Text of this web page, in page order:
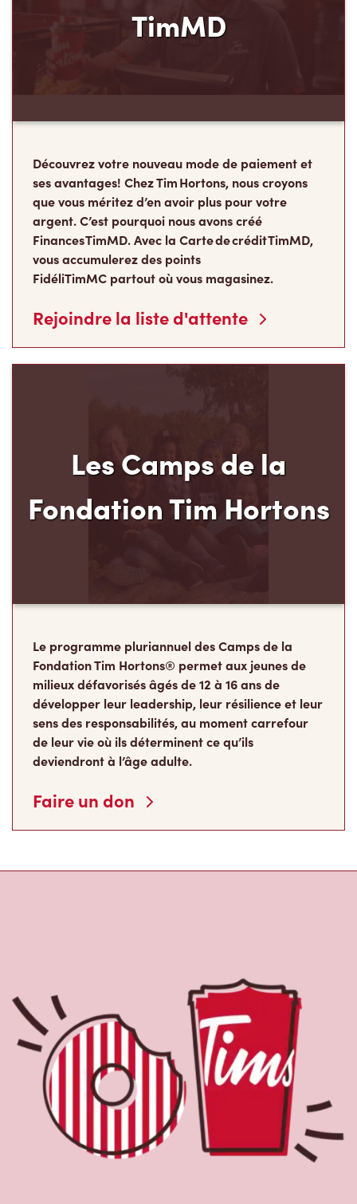
TimMD
Découvrez votre nouveau mode de paiement et
ses avantages! Chez Tim Hortons, nous croyons
que vous méritez d’en avoir plus pour votre
argent. C’est pourquoi nous avons créé
Finances TimMD. Avec la Carte de crédit TimMD,
vous accumulerez des points
FidéliTimMC partout où vous magasinez.
Rejoindre la liste d'attente
Les Camps de la
Fondation Tim Hortons
Le programme pluriannuel des Camps de la
Fondation Tim Hortons® permet aux jeunes de
milieux défavorisés âgés de 12 à 16 ans de
développer leur leadership, leur résilience et leur
sens des responsabilités, au moment carrefour
de leur vie où ils déterminent ce qu’ils
deviendront à l’âge adulte.
Faire un don